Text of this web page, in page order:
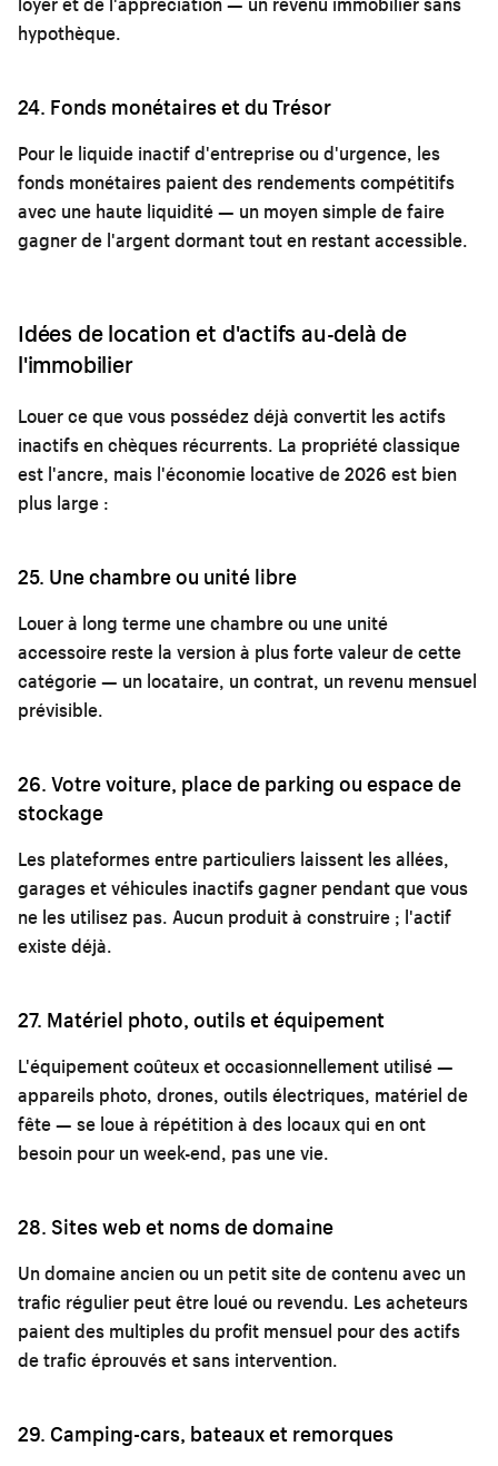
hypothèque.
24. Fonds monétaires et du Trésor
Pour le liquide inactif d'entreprise ou d'urgence, les
fonds monétaires paient des rendements compétitifs
avec une haute liquidité — un moyen simple de faire
gagner de l'argent dormant tout en restant accessible.
Idées de location et d'actifs au-delà de
l'immobilier
Louer ce que vous possédez déjà convertit les actifs
inactifs en chèques récurrents. La propriété classique
est l'ancre, mais l'économie locative de 2026 est bien
plus large :
25. Une chambre ou unité libre
Louer à long terme une chambre ou une unité
accessoire reste la version à plus forte valeur de cette
catégorie — un locataire, un contrat, un revenu mensuel
prévisible.
26. Votre voiture, place de parking ou espace de
stockage
Les plateformes entre particuliers laissent les allées,
garages et véhicules inactifs gagner pendant que vous
ne les utilisez pas. Aucun produit à construire ; l'actif
existe déjà.
27. Matériel photo, outils et équipement
L'équipement coûteux et occasionnellement utilisé —
appareils photo, drones, outils électriques, matériel de
fête — se loue à répétition à des locaux qui en ont
besoin pour un week-end, pas une vie.
28. Sites web et noms de domaine
Un domaine ancien ou un petit site de contenu avec un
trafic régulier peut être loué ou revendu. Les acheteurs
paient des multiples du profit mensuel pour des actifs
de trafic éprouvés et sans intervention.
29. Camping-cars, bateaux et remorques